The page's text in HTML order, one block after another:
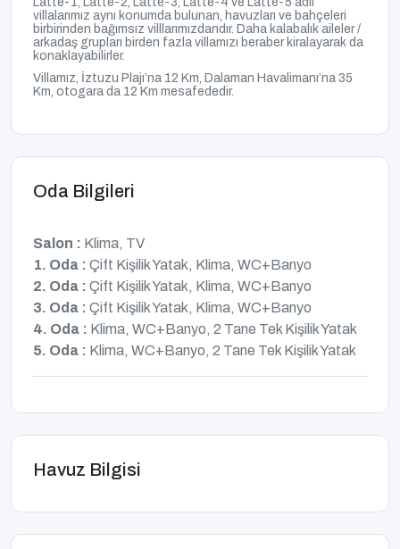
villalarımız aynı konumda bulunan, havuzları ve bahçeleri
birbirinden bağımsız villlarımızdandır. Daha kalabalık aileler /
arkadaş grupları birden fazla villamızı beraber kiralayarak da
konaklayabilirler.
Villamız, İztuzu Plajı’na 12 Km, Dalaman Havalimanı’na 35
Km, otogara da 12 Km mesafededir.
Oda Bilgileri
Salon : Klima, TV
1. Oda : Çift Kişilik Yatak, Klima, WC+Banyo
2. Oda : Çift Kişilik Yatak, Klima, WC+Banyo
3. Oda : Çift Kişilik Yatak, Klima, WC+Banyo
4. Oda : Klima, WC+Banyo, 2 Tane Tek Kişilik Yatak
5. Oda : Klima, WC+Banyo, 2 Tane Tek Kişilik Yatak
Havuz Bilgisi